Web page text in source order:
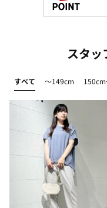
スタッ
すべて ～149cm